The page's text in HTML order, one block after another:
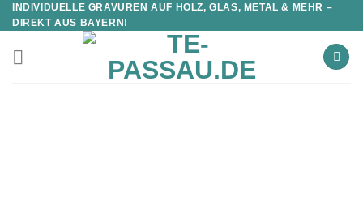
INDIVIDUELLE GRAVUREN AUF HOLZ, GLAS, METAL & MEHR –
DIREKT AUS BAYERN!